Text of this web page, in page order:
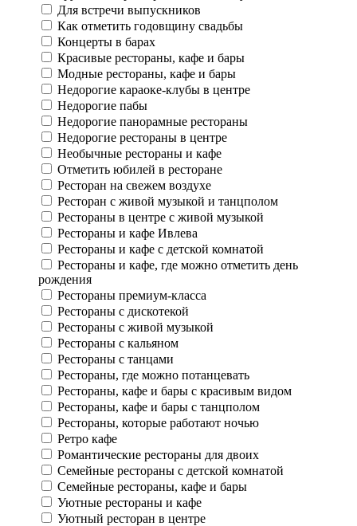
Для встречи выпускников
Как отметить годовщину свадьбы
Концерты в барах
Красивые рестораны, кафе и бары
Модные рестораны, кафе и бары
Недорогие караоке-клубы в центре
Недорогие пабы
Недорогие панорамные рестораны
Недорогие рестораны в центре
Необычные рестораны и кафе
Отметить юбилей в ресторане
Ресторан на свежем воздухе
Ресторан с живой музыкой и танцполом
Рестораны в центре с живой музыкой
Рестораны и кафе Ивлева
Рестораны и кафе с детской комнатой
Рестораны и кафе, где можно отметить день
рождения
Рестораны премиум-класса
Рестораны с дискотекой
Рестораны с живой музыкой
Рестораны с кальяном
Рестораны с танцами
Рестораны, где можно потанцевать
Рестораны, кафе и бары с красивым видом
Рестораны, кафе и бары с танцполом
Рестораны, которые работают ночью
Ретро кафе
Романтические рестораны для двоих
Семейные рестораны с детской комнатой
Семейные рестораны, кафе и бары
Уютные рестораны и кафе
Уютный ресторан в центре